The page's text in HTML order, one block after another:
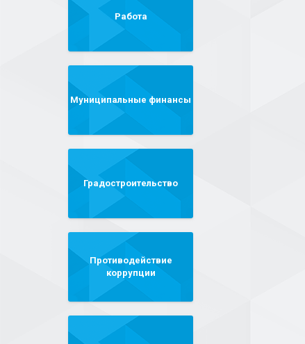
Работа
Муниципальные финансы
Градостроительство
Противодействие
коррупции